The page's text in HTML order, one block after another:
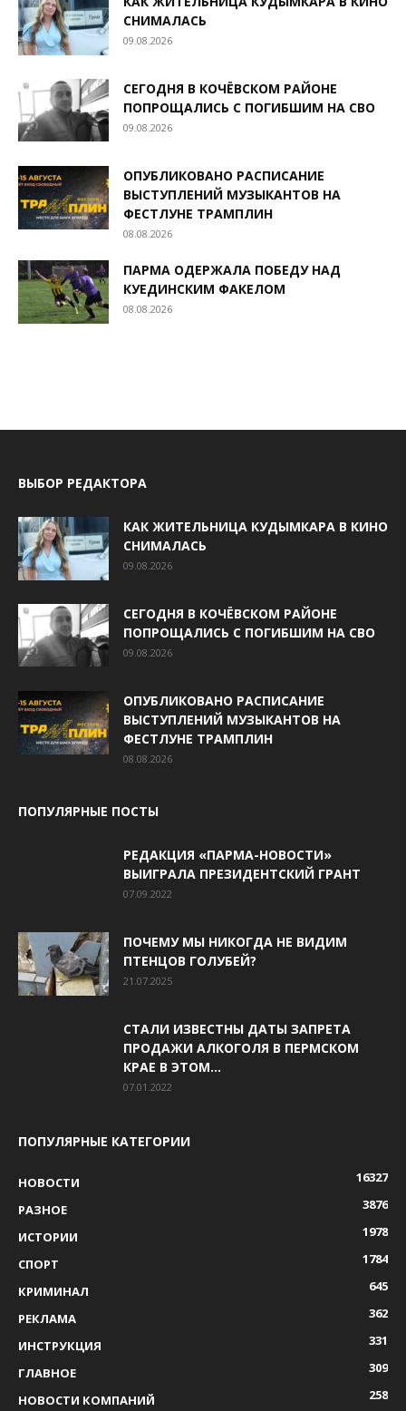
СНИМАЛАСЬ
09.08.2026
СЕГОДНЯ В КОЧЁВСКОМ РАЙОНЕ
ПОПРОЩАЛИСЬ С ПОГИБШИМ НА СВО
09.08.2026
ОПУБЛИКОВАНО РАСПИСАНИЕ
ВЫСТУПЛЕНИЙ МУЗЫКАНТОВ НА
ФЕСТЛУНЕ ТРАМПЛИН
08.08.2026
ПАРМА ОДЕРЖАЛА ПОБЕДУ НАД
КУЕДИНСКИМ ФАКЕЛОМ
08.08.2026
ВЫБОР РЕДАКТОРА
КАК ЖИТЕЛЬНИЦА КУДЫМКАРА В КИНО
СНИМАЛАСЬ
09.08.2026
СЕГОДНЯ В КОЧЁВСКОМ РАЙОНЕ
ПОПРОЩАЛИСЬ С ПОГИБШИМ НА СВО
09.08.2026
ОПУБЛИКОВАНО РАСПИСАНИЕ
ВЫСТУПЛЕНИЙ МУЗЫКАНТОВ НА
ФЕСТЛУНЕ ТРАМПЛИН
08.08.2026
ПОПУЛЯРНЫЕ ПОСТЫ
РЕДАКЦИЯ «ПАРМА-НОВОСТИ»
ВЫИГРАЛА ПРЕЗИДЕНТСКИЙ ГРАНТ
07.09.2022
ПОЧЕМУ МЫ НИКОГДА НЕ ВИДИМ
ПТЕНЦОВ ГОЛУБЕЙ?
21.07.2025
СТАЛИ ИЗВЕСТНЫ ДАТЫ ЗАПРЕТА
ПРОДАЖИ АЛКОГОЛЯ В ПЕРМСКОМ
КРАЕ В ЭТОМ...
07.01.2022
ПОПУЛЯРНЫЕ КАТЕГОРИИ
НОВОСТИ
16327
РАЗНОЕ
3876
ИСТОРИИ
1978
СПОРТ
1784
КРИМИНАЛ
645
РЕКЛАМА
362
ИНСТРУКЦИЯ
331
ГЛАВНОЕ
309
НОВОСТИ КОМПАНИЙ
258